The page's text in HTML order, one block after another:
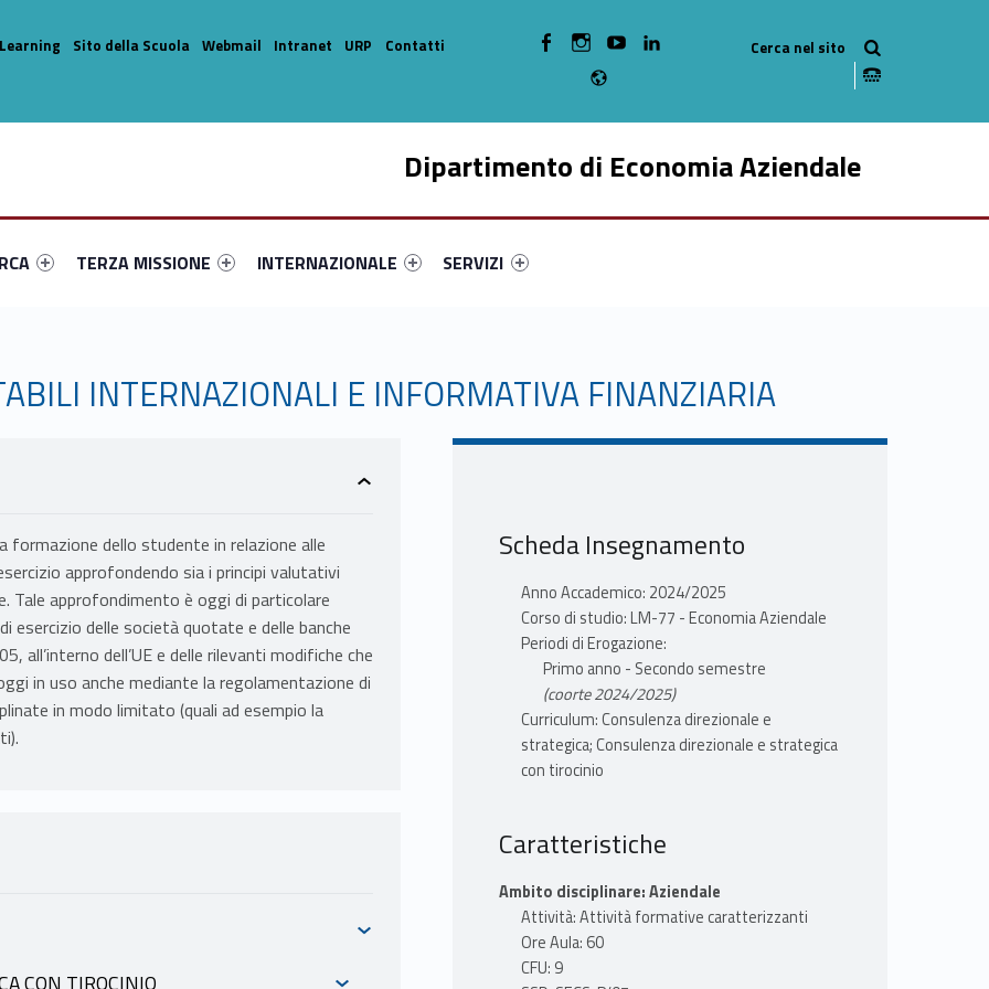
Dipartimento di Economia Aziendale
primary-60326-14
#link-menu-primary-81512-33
Link identifier #link-menu-primary-47833-44
TERZA MISSIONE
Link identifier #link-menu-primary-14720-49
INTERNAZIONALE
Link identifier #link-menu-primary-6879-59
SERVIZI
Sito della Scuola Webmail Intranet URP
Contatti
WebMan on Facebook
WebMan on Instagram
WebMan on Youtube
INTERNAZIONALI E INFORMATIVA FINANZIARIA
formazione dello studente in relazione alle
approfondendo sia i principi valutativi
Tale approfondimento è oggi di particolare
esercizio delle società quotate e delle banche
all’interno dell’UE e delle rilevanti modifiche che
in uso anche mediante la regolamentazione di
in modo limitato (quali ad esempio la
Scheda Insegnamento
Anno Accademico: 2024/2025
Corso di studio: LM-77 - Economia Aziendale
Periodi di Erogazione:
Primo anno - Secondo semestre
(coorte 2024/2025)
Curriculum: Consulenza direzionale e
strategica; Consulenza direzionale e strategica
con tirocinio
Caratteristiche
Ambito disciplinare: Aziendale
Attività: Attività formative caratterizzanti
Ore Aula: 60
CFU: 9